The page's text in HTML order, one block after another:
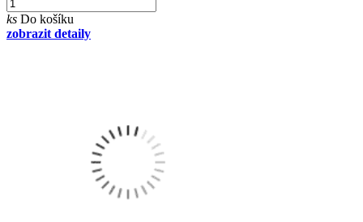
ks Do košíku
zobrazit detaily